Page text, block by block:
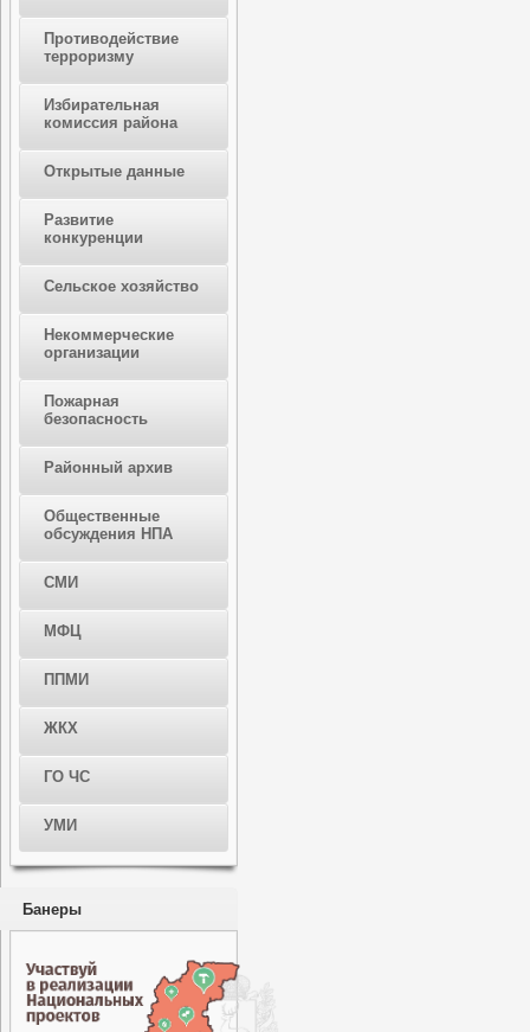
Противодействие
терроризму
Избирательная
комиссия района
Открытые данные
Развитие
конкуренции
Сельское хозяйство
Некоммерческие
организации
Пожарная
безопасность
Районный архив
Общественные
обсуждения НПА
СМИ
МФЦ
ППМИ
ЖКХ
ГО ЧС
УМИ
Банеры